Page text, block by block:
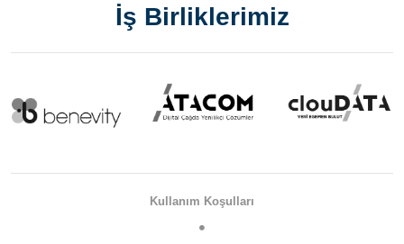
İş Birliklerimiz
Kullanım Koşulları